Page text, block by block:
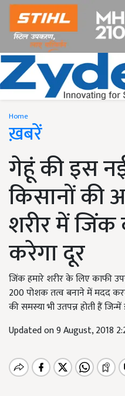
Home
ख़बरें
गेहूं की इस
किसानों की
शरीर में जिंक
करेगा दूर
जिंक हमारे शरीर के लिए काफी
200 पोशक तत्व बनाने में मदद
की समस्या भी उतपन्न होती हैं
Updated on 9 August, 2018